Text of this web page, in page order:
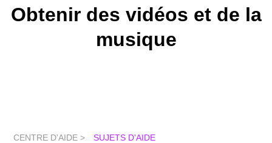
Obtenir des vidéos et de la
musique
CENTRE D'AIDE > SUJETS D'AIDE